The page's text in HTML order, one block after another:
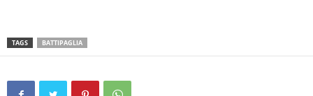
TAGS BATTIPAGLIA